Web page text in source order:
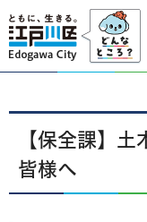
江戸川区
【保全課】
皆様へ